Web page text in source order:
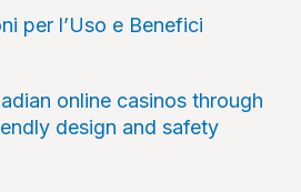
per l’Uso e Benefici
online casinos through
design and safety